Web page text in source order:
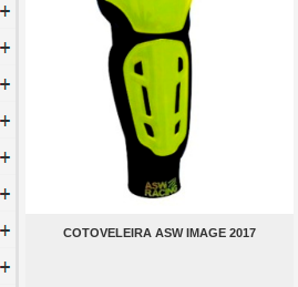
COTOVELEIRA ASW IMAGE 2017